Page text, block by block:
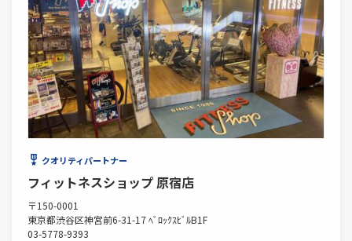
クオリティパートナー
フィットネスショップ 原宿店
〒150-0001
東京都渋谷区神宮前6-31-17 ﾍﾞﾛｯｸｽﾋﾞﾙB1F
03-5778-9393